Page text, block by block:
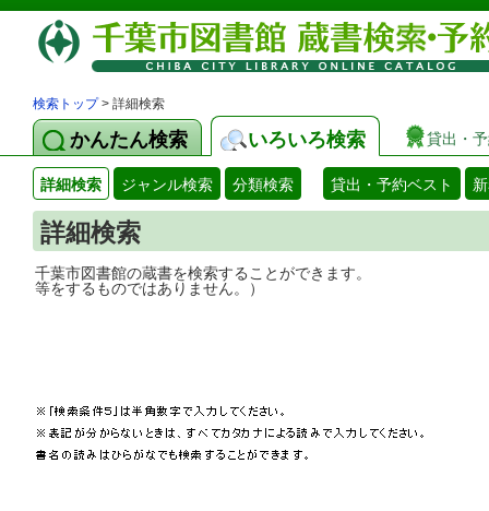
検索トップ> 詳細検索
かんたん検索 いろいろ検索 貸出・
詳細検索 ジャンル検索 分類検索 貸出・予約ベスト
詳細検索
千葉市図書館の蔵書を検索することがで
等をするものではありません。）